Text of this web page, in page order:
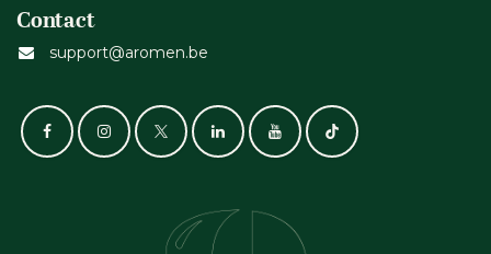
Contact
support@aromen.be